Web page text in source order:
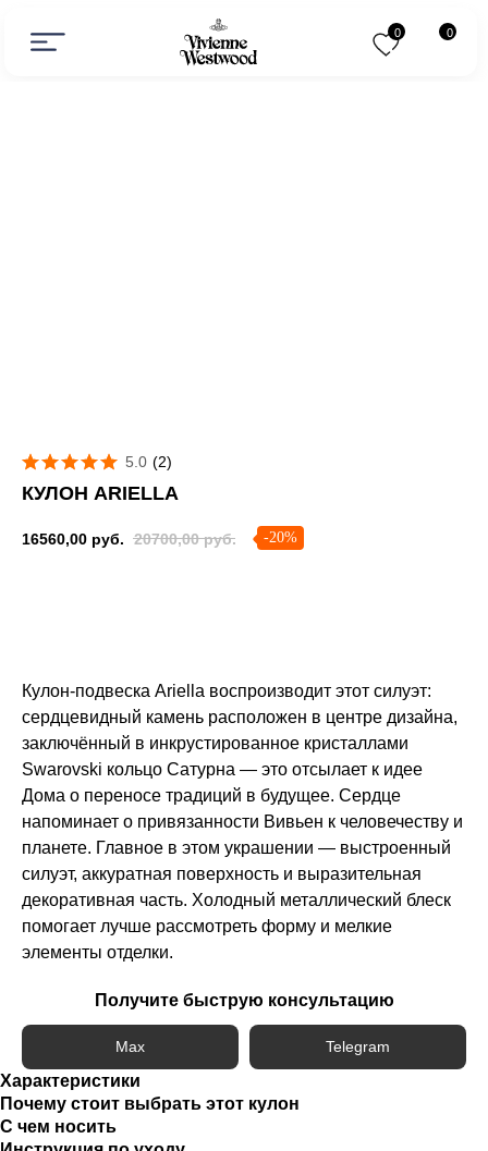
5.0 (2)
КУЛОН ARIELLA
16560,00 руб. 20700,00 руб. -20%
Кулон-подвеска Ariella воспроизводит этот силуэт:
сердцевидный камень расположен в центре дизайна,
заключённый в инкрустированное кристаллами
Swarovski кольцо Сатурна — это отсылает к идее
Дома о переносе традиций в будущее. Сердце
напоминает о привязанности Вивьен к человечеству и
планете. Главное в этом украшении — выстроенный
силуэт, аккуратная поверхность и выразительная
декоративная часть. Холодный металлический блеск
помогает лучше рассмотреть форму и мелкие
элементы отделки.
Получите быструю консультацию
Max Telegram
Характеристики
Почему стоит выбрать этот кулон
С чем носить